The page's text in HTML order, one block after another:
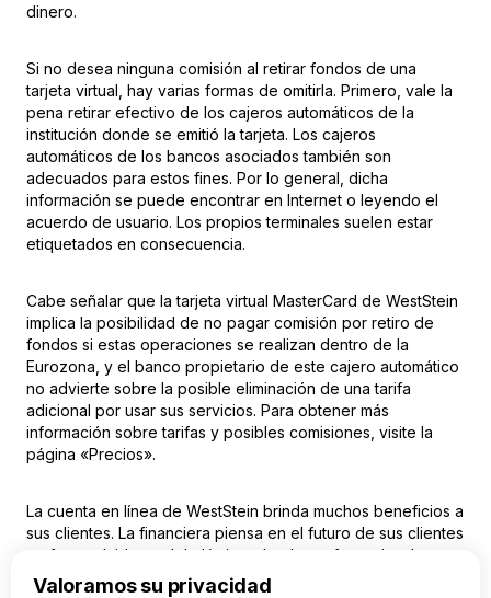
dinero.
Si no desea ninguna comisión al retirar fondos de una
tarjeta virtual, hay varias formas de omitirla. Primero, vale la
pena retirar efectivo de los cajeros automáticos de la
institución donde se emitió la tarjeta. Los cajeros
automáticos de los bancos asociados también son
adecuados para estos fines. Por lo general, dicha
información se puede encontrar en Internet o leyendo el
acuerdo de usuario. Los propios terminales suelen estar
etiquetados en consecuencia.
Cabe señalar que la tarjeta virtual MasterCard de WestStein
implica la posibilidad de no pagar comisión por retiro de
fondos si estas operaciones se realizan dentro de la
Eurozona, y el banco propietario de este cajero automático
no advierte sobre la posible eliminación de una tarifa
adicional por usar sus servicios. Para obtener más
información sobre tarifas y posibles comisiones, visite la
página «Precios».
La cuenta en línea de WestStein brinda muchos beneficios a
sus clientes. La financiera piensa en el futuro de sus clientes
y ofrece olvidarse del plástico, dando preferencia a las
tecnologías digitales. Al mismo tiempo, sus capacidades
Valoramos su privacidad